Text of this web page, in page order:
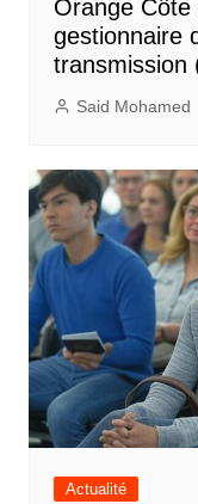
Orange Côte
gestionnaire
transmission
Said Mohamed
Actualité